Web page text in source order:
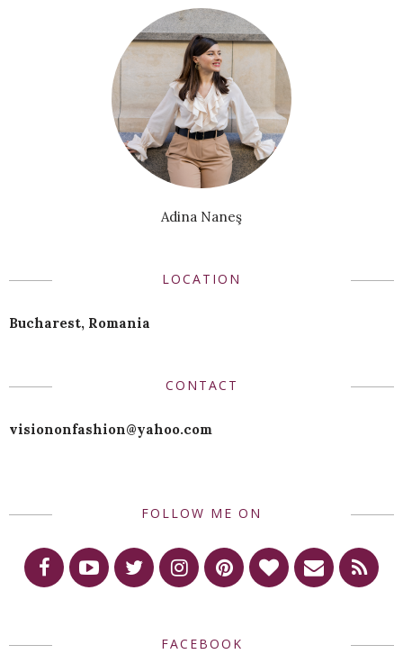
Adina Naneş
LOCATION
Bucharest, Romania
CONTACT
visiononfashion@yahoo.com
FOLLOW ME ON
FACEBOOK